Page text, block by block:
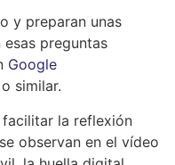
y preparan unas
preguntas
Google
similar.
la reflexión
observan en el vídeo